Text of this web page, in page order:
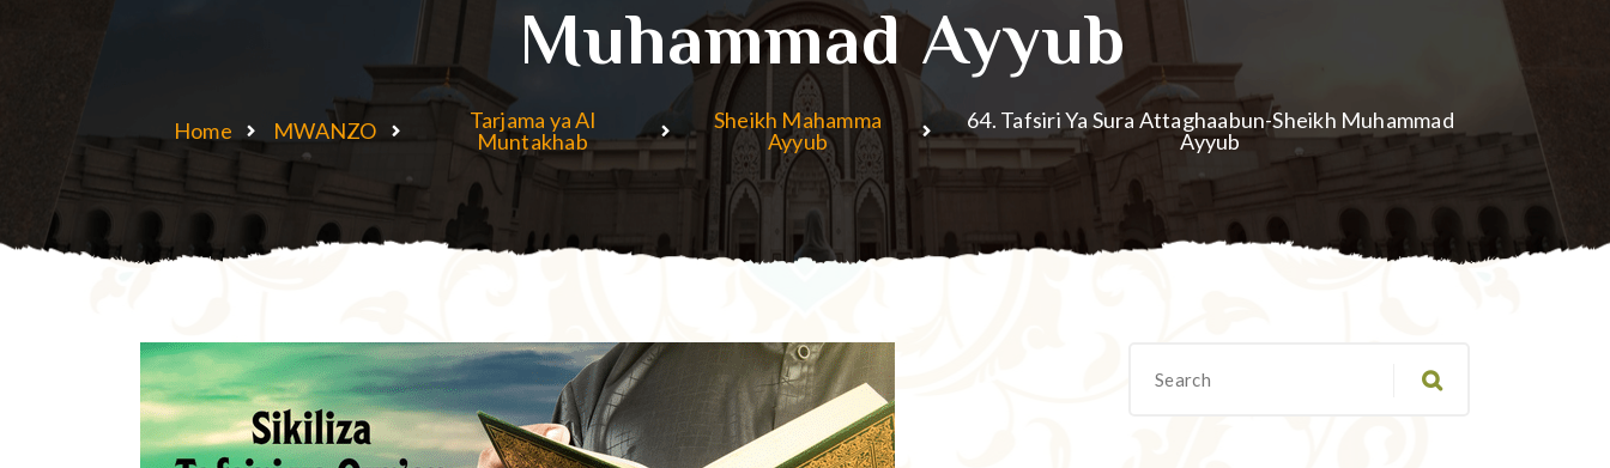
Muhammad Ayyub
Home MWANZO
Tarjama ya Al
Muntakhab
Sheikh Mahamma
Ayyub
64. Tafsiri Ya Sura Attaghaabun-Sheikh Muhammad
Ayyub